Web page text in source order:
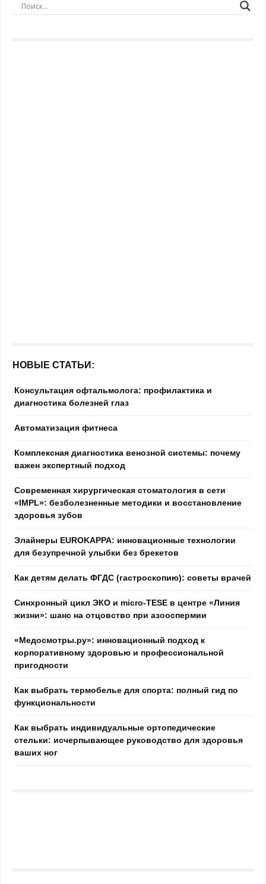
НОВЫЕ СТАТЬИ:
Консультация офтальмолога: профилактика и
диагностика болезней глаз
Автоматизация фитнеса
Комплексная диагностика венозной системы: почему
важен экспертный подход
Современная хирургическая стоматология в сети
«IMPL»: безболезненные методики и восстановление
здоровья зубов
Элайнеры EUROKAPPA: инновационные технологии
для безупречной улыбки без брекетов
Как детям делать ФГДС (гастроскопию): советы врачей
Синхронный цикл ЭКО и micro-TESE в центре «Линия
жизни»: шанс на отцовство при азооспермии
«Медосмотры.ру»: инновационный подход к
корпоративному здоровью и профессиональной
пригодности
Как выбрать термобелье для спорта: полный гид по
функциональности
Как выбрать индивидуальные ортопедические
стельки: исчерпывающее руководство для здоровья
ваших ног